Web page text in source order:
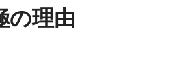
の理由